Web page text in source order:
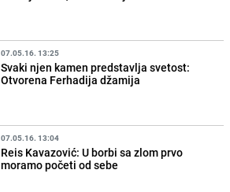
07.05.16. 13:25
Svaki njen kamen predstavlja svetost:
Otvorena Ferhadija džamija
07.05.16. 13:04
Reis Kavazović: U borbi sa zlom prvo
moramo početi od sebe